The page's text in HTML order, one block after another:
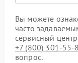
Вы можете
часто
сервисный
+7 (800) 301-55-
вопрос.